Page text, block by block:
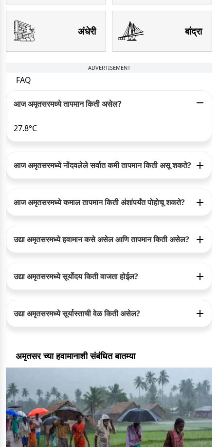
अंधेरी बांद्रा
ADVERTISEMENT
FAQ
आज अमृतसरमध्ये तापमान किती असेल?
27.8°C
आज अमृतसरमध्ये नोंदवलेले सर्वात कमी तापमान किती असू शकते?
आज अमृतसरमध्ये कमाल तापमान किती अंशांपर्यंत पोहोचू शकते?
उद्या अमृतसरमध्ये हवामान कसे असेल आणि तापमान किती असेल?
उद्या अमृतसरमध्ये सूर्योदय किती वाजता होईल?
उद्या अमृतसरमध्ये सूर्यास्ताची वेळ किती असेल?
अमृतसर च्या हवामानाशी संबंधित बातम्या